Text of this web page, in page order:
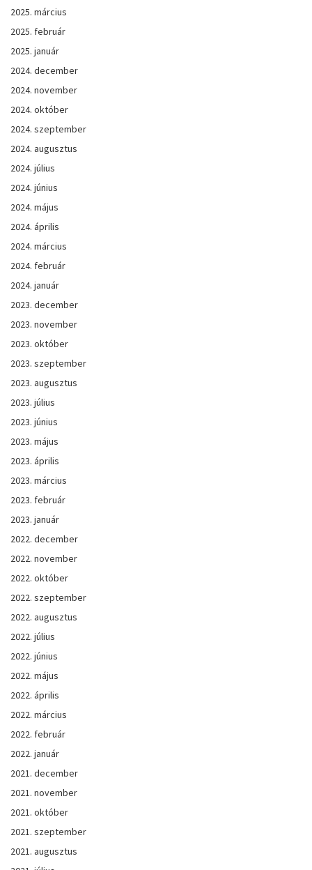
2025. március
2025. február
2025. január
2024. december
2024. november
2024. október
2024. szeptember
2024. augusztus
2024. július
2024. június
2024. május
2024. április
2024. március
2024. február
2024. január
2023. december
2023. november
2023. október
2023. szeptember
2023. augusztus
2023. július
2023. június
2023. május
2023. április
2023. március
2023. február
2023. január
2022. december
2022. november
2022. október
2022. szeptember
2022. augusztus
2022. július
2022. június
2022. május
2022. április
2022. március
2022. február
2022. január
2021. december
2021. november
2021. október
2021. szeptember
2021. augusztus